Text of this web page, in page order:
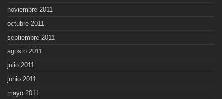
noviembre 2011
octubre 2011
septiembre 2011
agosto 2011
julio 2011
junio 2011
mayo 2011